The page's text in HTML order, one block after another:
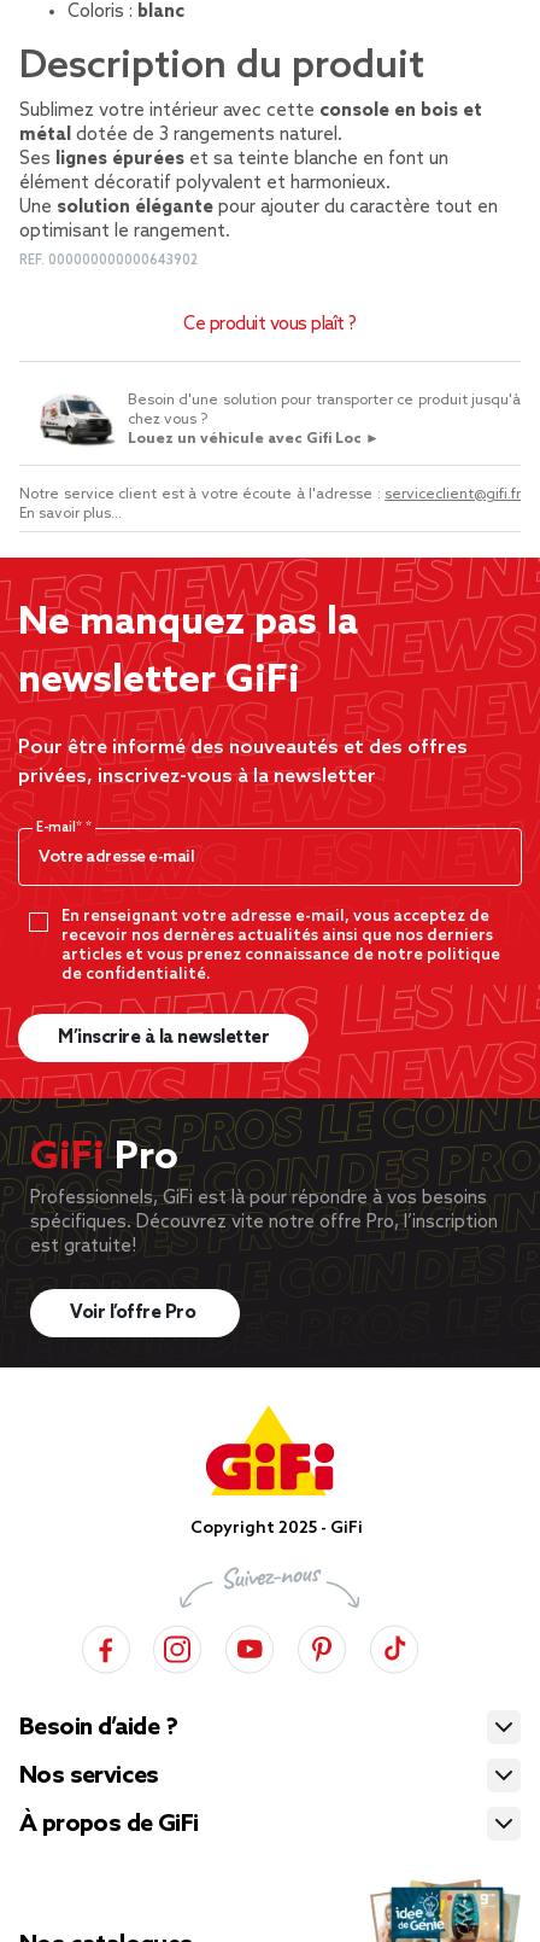
Coloris : blanc
Description du produit
Sublimez votre intérieur avec cette console en bois et
métal dotée de 3 rangements naturel.
Ses lignes épurées et sa teinte blanche en font un
élément décoratif polyvalent et harmonieux.
Une solution élégante pour ajouter du caractère tout en
optimisant le rangement.
REF. 000000000000643902
Ce produit vous plaît ?
Besoin d'une solution pour transporter ce produit jusqu'à
chez vous ?
Louez un véhicule avec Gifi Loc ►
Notre service client est à votre écoute à l'adresse : serviceclient@gifi.fr
En savoir plus...
Ne manquez pas la
newsletter GiFi
Pour être informé des nouveautés et des offres
privées, inscrivez-vous à la newsletter
E-mail*
En renseignant votre adresse e-mail, vous acceptez de
recevoir nos dernères actualités ainsi que nos derniers
articles et vous prenez connaissance de notre politique
de confidentialité.
M’inscrire à la newsletter
GiFiPro
Professionnels, GiFi est là pour répondre à vos besoins
spécifiques. Découvrez vite notre offre Pro, l’inscription
est gratuite!
Voir l’offre Pro
Copyright 2025 - GiFi
Besoin d’aide ?
Nos services
À propos de GiFi